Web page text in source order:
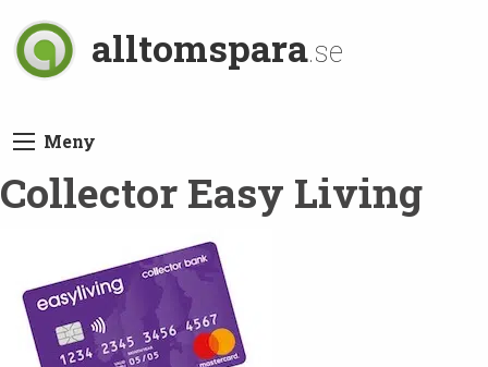
alltomspara.se
Meny
Collector Easy Living